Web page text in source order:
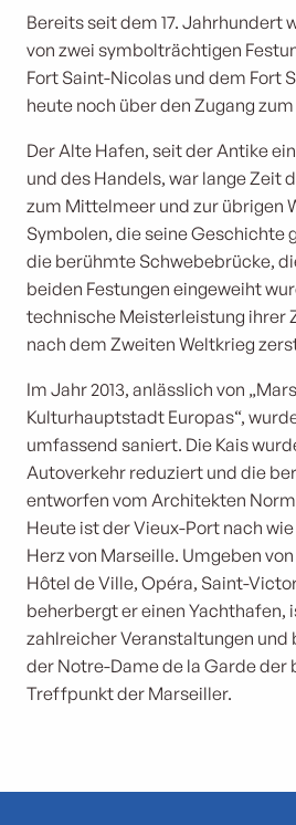
Bereits seit dem 17. Jahrhundert
von zwei symbolträchtigen
Fort Saint-Nicolas und dem Fort
heute noch über den Zugang
Der Alte Hafen, seit der Antike
und des Handels, war lange Zeit
zum Mittelmeer und zur übrigen
Symbolen, die seine Geschichte
die berühmte Schwebebrücke,
beiden Festungen eingeweiht
technische Meisterleistung ihrer
nach dem Zweiten Weltkrieg
Im Jahr 2013, anlässlich von
Kulturhauptstadt Europas“,
umfassend saniert. Die Kais
Autoverkehr reduziert und die
entworfen vom Architekten
Heute ist der Vieux-Port nach
Herz von Marseille. Umgeben
Hôtel de Ville, Opéra, Saint-
beherbergt er einen Yachthafen,
zahlreicher Veranstaltungen
der Notre-Dame de la Garde der
Treffpunkt der Marseiller.